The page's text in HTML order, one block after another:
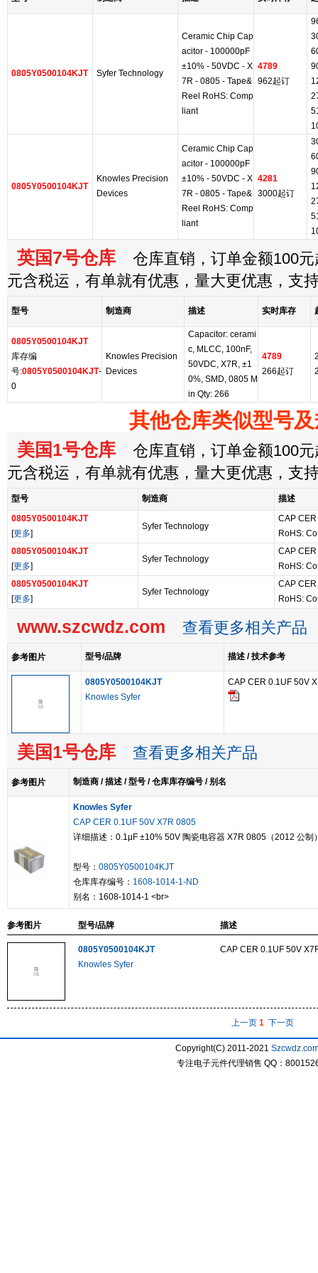
0805Y0500104KJT Syfer Technology
Ceramic Chip Cap
acitor - 100000pF
±10% - 50VDC - X
7R - 0805 - Tape&
Reel RoHS: Comp
liant
4789
962起订
0805Y0500104KJT
Knowles Precision
Devices
Ceramic Chip Cap
acitor - 100000pF
±10% - 50VDC - X
7R - 0805 - Tape&
Reel RoHS: Comp
liant
4281
3000起订
英国7号仓库 仓库直销，订单金额100元
元含税运，有单就有优惠，量大更优惠，支
型号 制造商 描述 实时库存
0805Y0500104KJT
库存编
号:0805Y0500104KJT-
0
Knowles Precision
Devices
Capacitor: cerami
c, MLCC, 100nF,
50VDC, X7R, ±1
0%, SMD, 0805 M
in Qty: 266
4789
266起订
其他仓库类似型号
美国1号仓库 仓库直销，订单金额100元
元含税运，有单就有优惠，量大更优惠，支
型号 制造商
描述
0805Y0500104KJT
[更多]
Syfer Technology
CAP
RoHS:
0805Y0500104KJT
[更多]
Syfer Technology
CAP
RoHS:
0805Y0500104KJT
[更多]
Syfer Technology
CAP
RoHS:
www.szcwdz.com 查看更多相关产品
参考图片 型号/品牌 描述 / 技术参考
0805Y0500104KJT
Knowles Syfer
CAP CER 0.1UF 50V
美国1号仓库 查看更多相关产品
参考图片 制造商 / 描述 / 型号 / 仓库库存编号 / 别名
Knowles Syfer
CAP CER 0.1UF 50V X7R 0805
详细描述：0.1μF ±10% 50V 陶瓷电容器 X7R 0805（2012 公制
型号： 0805Y0500104KJT
仓库库存编号： 1608-1014-1-ND
别名：1608-1014-1 <br>
参考图片 型号/品牌 描述
0805Y0500104KJT
Knowles Syfer
CAP CER 0.1UF 50V
上一页 1 下一页
Copyright(C) 2011-2021
专注电子元件代理销售 QQ：